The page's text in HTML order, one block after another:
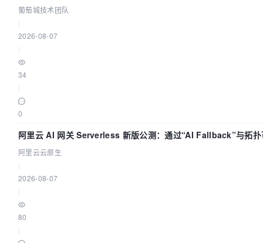
效？| 葡萄城技术团队
葡萄城技术团队
2026-08-07
34
0
阿里云 AI 网关 Serverless 新版公测：通过“AI Fallback”与拓
流量治理底座
阿里云云原生
2026-08-07
80